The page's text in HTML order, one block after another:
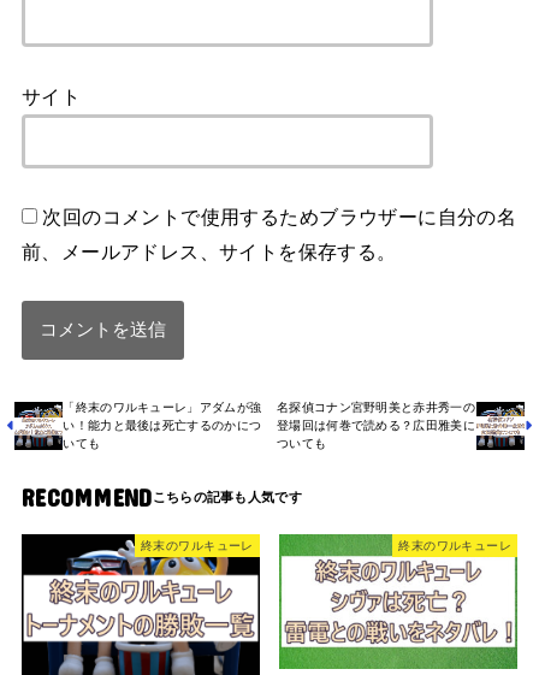
サイト
次回のコメントで使用するためブラウザーに自分の名
前、メールアドレス、サイトを保存する。
「終末のワルキューレ」アダムが強
い！能力と最後は死亡するのかにつ
いても
名探偵コナン宮野明美と赤井秀一の
登場回は何巻で読める？広田雅美に
ついても
RECOMMEND
終末のワルキューレ 終末のワルキューレ